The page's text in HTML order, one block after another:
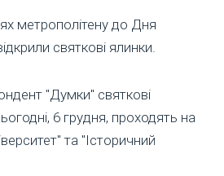
метрополітену до Дня
святкові ялинки.
"Думки" святкові
6 грудня, проходять на
та "Історичний